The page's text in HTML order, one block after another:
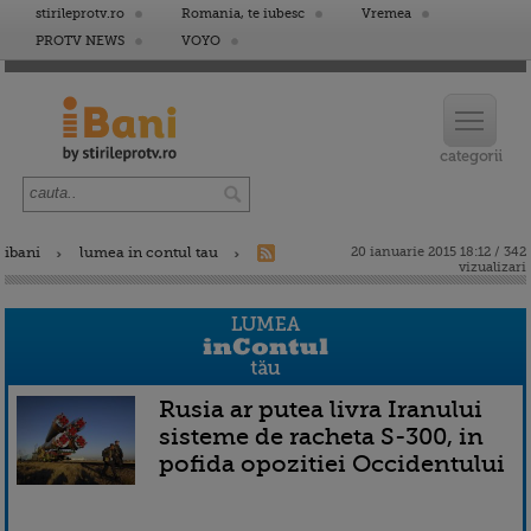
stirileprotv.ro Romania, te iubesc
Vremea
PROTV NEWS
VOYO
ibani lumea in contul tau
20 ianuarie 2015 18:12 / 342
vizualizari
Rusia ar putea livra Iranului
sisteme de racheta S-300, in
pofida opozitiei Occidentului